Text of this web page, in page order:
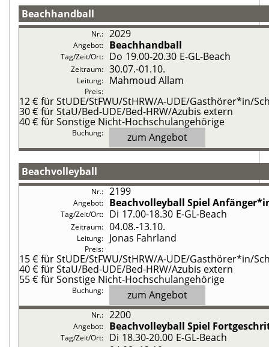
Beachhandball
2029
Beachhandball
Do 19.00-20.30 E-GL-Beach
30.07.-01.10.
Mahmoud Allam
12 € für StUDE/StFWU/StHRW/A-UDE/Gasthörer*in/
30 € für StaU/Bed-UDE/Bed-HRW/Azubis extern
40 € für Sonstige Nicht-Hochschulangehörige
zum Angebot
Beachvolleyball
2199
Beachvolleyball Spiel
Di 17.00-18.30 E-GL-Beach
04.08.-13.10.
Jonas Fahrland
15 € für StUDE/StFWU/StHRW/A-UDE/Gasthörer*in/
40 € für StaU/Bed-UDE/Bed-HRW/Azubis extern
55 € für Sonstige Nicht-Hochschulangehörige
zum Angebot
2200
Beachvolleyball Spiel
Di 18.30-20.00 E-GL-Beach